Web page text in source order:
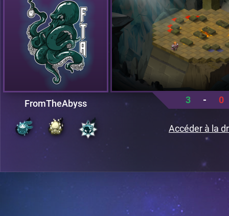
FromTheAbyss 3 - 0
Accéder à la